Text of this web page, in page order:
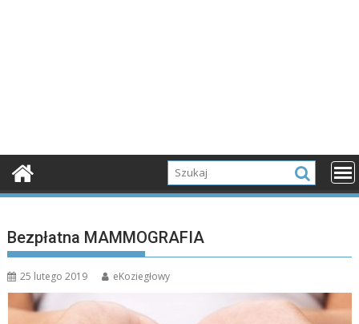
Bezpłatna MAMMOGRAFIA
25 lutego 2019 eKoziegłowy